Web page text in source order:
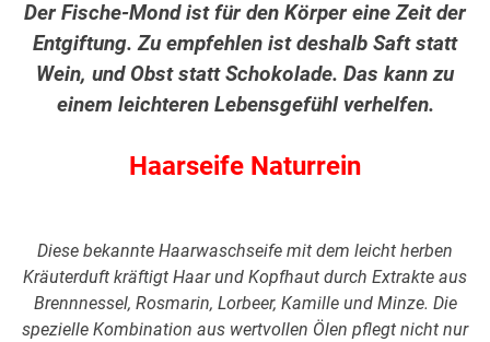
Der Fische-Mond ist für den Körper eine Zeit der
Entgiftung. Zu empfehlen ist deshalb Saft statt
Wein, und Obst statt Schokolade. Das kann zu
einem leichteren Lebensgefühl verhelfen.
Haarseife Naturrein
Diese bekannte Haarwaschseife mit dem leicht herben
Kräuterduft kräftigt Haar und Kopfhaut durch Extrakte aus
Brennnessel, Rosmarin, Lorbeer, Kamille und Minze. Die
spezielle Kombination aus wertvollen Ölen pflegt nicht nur